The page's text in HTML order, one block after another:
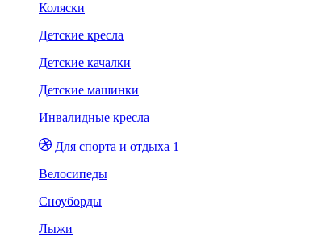
Коляски
Детские кресла
Детские качалки
Детские машинки
Инвалидные кресла
Для спорта и отдыха 1
Велосипеды
Сноуборды
Лыжи